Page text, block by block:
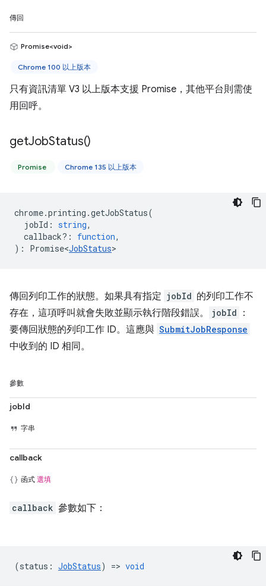
傳回
Promise<void>
Chrome 100 以上版本
只有資訊清單 V3 以上版本支援 Promise，其他平台則需使
用回呼。
getJobStatus()
Promise Chrome 135 以上版本
chrome.printing .getJobStatus(
jobId : string,
callback? : function,
) : Promise<JobStatus>
傳回列印工作的狀態。如果具有指定 jobId 的列印工作不
存在，這項呼叫就會失敗並顯示執行階段錯誤。
jobId
：
要傳回狀態的列印工作 ID。這應與 SubmitJobResponse
中收到的 ID 相同。
參數
jobId
字串
callback
函式 選填
callback 參數如下：
(status : JobStatus) => void